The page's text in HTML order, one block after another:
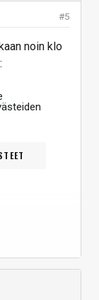
#5
noin klo